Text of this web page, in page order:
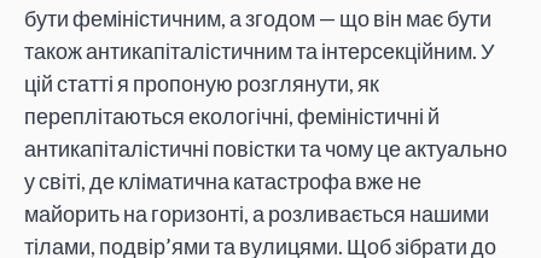
бути феміністичним, а згодом — що він має бути
також антикапіталістичним та інтерсекційним. У
цій статті я пропоную розглянути, як
переплітаються екологічні, феміністичні й
антикапіталістичні повістки та чому це актуально
у світі, де кліматична катастрофа вже не
майорить на горизонті, а розливається нашими
тілами, подвір’ями та вулицями. Щоб зібрати до